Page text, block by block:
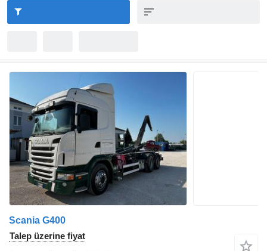
Scania G400
Talep üzerine fiyat